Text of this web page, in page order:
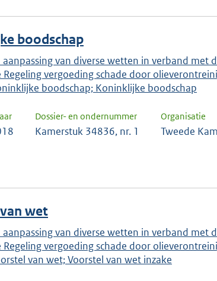
boodschap
van diverse wetten in verband met
vergoeding schade door
boodschap; Koninklijke boodschap
Dossier- en ondernummer
Kamerstuk 34836, nr. 1
Organisatie
Tweede
wet
van diverse wetten in verband met
vergoeding schade door
van wet; Voorstel van wet inzake